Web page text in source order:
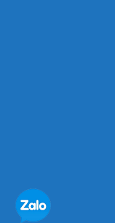
Liên hệ qua Zalo